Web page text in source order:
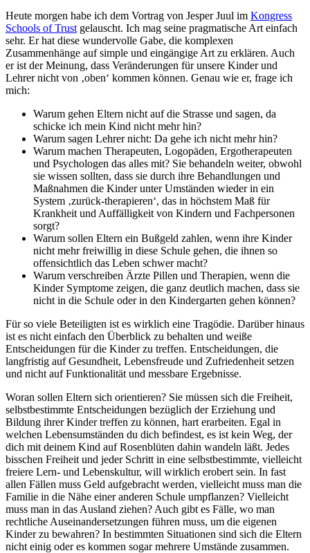
Heute morgen habe ich dem Vortrag von Jesper Juul im Kongress
Schools of Trust gelauscht. Ich mag seine pragmatische Art einfach
sehr. Er hat diese wundervolle Gabe, die komplexen
Zusammenhänge auf simple und eingängige Art zu erklären. Auch
er ist der Meinung, dass Veränderungen für unsere Kinder und
Lehrer nicht von ‚oben‘ kommen können. Genau wie er, frage ich
mich:
Warum gehen Eltern nicht auf die Strasse und sagen, da
schicke ich mein Kind nicht mehr hin?
Warum sagen Lehrer nicht: Da gehe ich nicht mehr hin?
Warum machen Therapeuten, Logopäden, Ergotherapeuten
und Psychologen das alles mit? Sie behandeln weiter, obwohl
sie wissen sollten, dass sie durch ihre Behandlungen und
Maßnahmen die Kinder unter Umständen wieder in ein
System ‚zurück-therapieren‘, das in höchstem Maß für
Krankheit und Auffälligkeit von Kindern und Fachpersonen
sorgt?
Warum sollen Eltern ein Bußgeld zahlen, wenn ihre Kinder
nicht mehr freiwillig in diese Schule gehen, die ihnen so
offensichtlich das Leben schwer macht?
Warum verschreiben Ärzte Pillen und Therapien, wenn die
Kinder Symptome zeigen, die ganz deutlich machen, dass sie
nicht in die Schule oder in den Kindergarten gehen können?
Für so viele Beteiligten ist es wirklich eine Tragödie. Darüber hinaus
ist es nicht einfach den Überblick zu behalten und weiße
Entscheidungen für die Kinder zu treffen. Entscheidungen, die
langfristig auf Gesundheit, Lebensfreude und Zufriedenheit setzen
und nicht auf Funktionalität und messbare Ergebnisse.
Woran sollen Eltern sich orientieren? Sie müssen sich die Freiheit,
selbstbestimmte Entscheidungen bezüglich der Erziehung und
Bildung ihrer Kinder treffen zu können, hart erarbeiten. Egal in
welchen Lebensumständen du dich befindest, es ist kein Weg, der
dich mit deinem Kind auf Rosenblüten dahin wandeln läßt. Jedes
bisschen Freiheit und jeder Schritt in eine selbstbestimmte, vielleicht
freiere Lern- und Lebenskultur, will wirklich erobert sein. In fast
allen Fällen muss Geld aufgebracht werden, vielleicht muss man die
Familie in die Nähe einer anderen Schule umpflanzen? Vielleicht
muss man in das Ausland ziehen? Auch gibt es Fälle, wo man
rechtliche Auseinandersetzungen führen muss, um die eigenen
Kinder zu bewahren? In bestimmten Situationen sind sich die Eltern
nicht einig oder es kommen sogar mehrere Umstände zusammen.